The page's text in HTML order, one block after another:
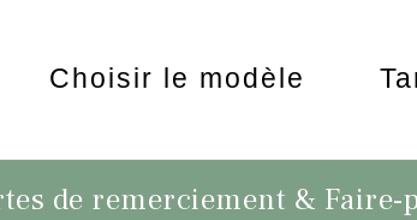
Choisir le modèle
de remerciement & Faire-